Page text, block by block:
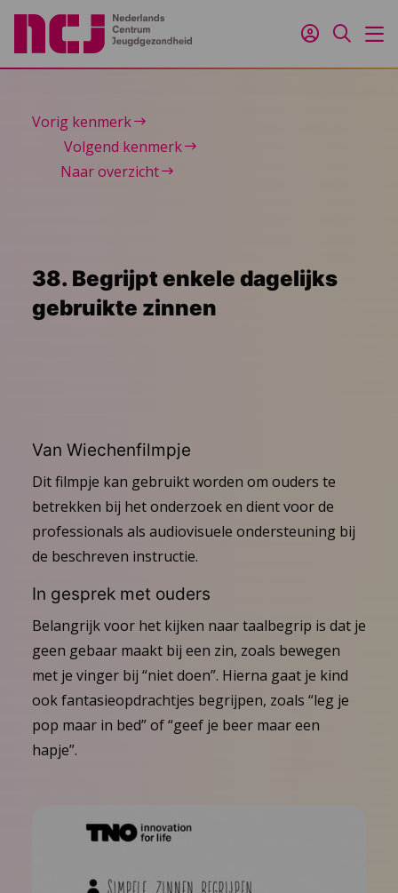
Inloggen
Zoeken
Vorig kenmerk
Volgend kenmerk
Naar overzicht
38. Begrijpt enkele dagelijks
gebruikte zinnen
Van Wiechenfilmpje
Dit filmpje kan gebruikt worden om ouders te
betrekken bij het onderzoek en dient voor de
professionals als audiovisuele ondersteuning bij
de beschreven instructie.
In gesprek met ouders
Belangrijk voor het kijken naar taalbegrip is dat je
geen gebaar maakt bij een zin, zoals bewegen
met je vinger bij “niet doen”. Hierna gaat je kind
ook fantasieopdrachtjes begrijpen, zoals “leg je
pop maar in bed” of “geef je beer maar een
hapje”.